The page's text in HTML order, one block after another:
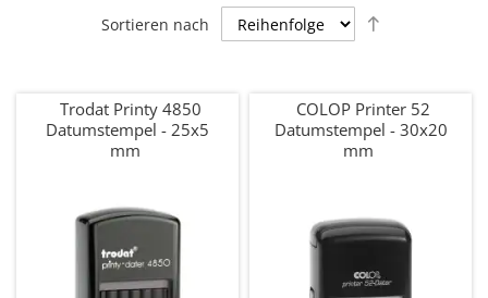
Sortieren nach
Trodat Printy 4850
Datumstempel - 25x5
mm
COLOP Printer 52
Datumstempel - 30x20
mm